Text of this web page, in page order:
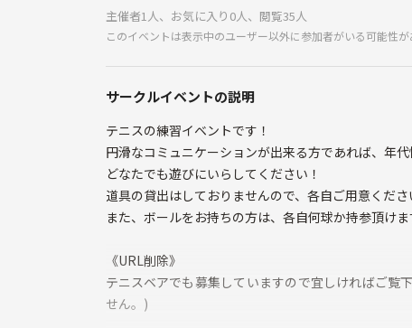
主催者1人、お気に入り0人、閲覧35人
このイベントは表示中のユーザー以外に参加者がいる可能性
サークルイベントの説明
テニスの練習イベントです！
円滑なコミュニケーションが出来る方であれば、年代
どなたでも遊びにいらしてください！
道具の貸出はしておりませんので、各自ご用意くださ
また、ボールをお持ちの方は、各自何球か持参頂け
《URL削除》
テニスベアでも募集していますので宜しければご覧
せん。)